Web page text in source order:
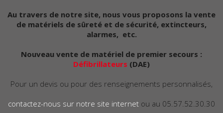
Au travers de notre site, nous vous proposons la vente
de matériels de sûreté et de sécurité, extincteurs,
alarmes, etc.
Nouveau vente de matériel de premier secours :
Défibrillateurs (DAE)
Pour un devis ou pour des renseignements personnalisés,
contactez-nous sur notre site internet ou au 05.57.52.30.30